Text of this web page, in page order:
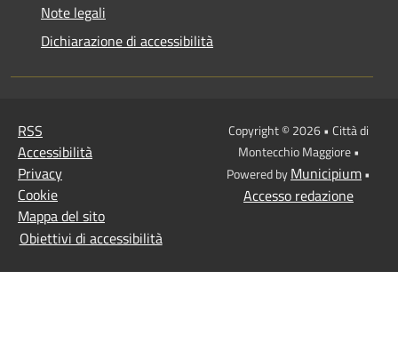
Note legali
Dichiarazione di accessibilità
RSS
Accessibilità
Privacy
Cookie
Mappa del sito
Obiettivi di accessibilità
Copyright © 2026 • Città di
Montecchio Maggiore •
Powered byMunicipium•
Accesso redazione